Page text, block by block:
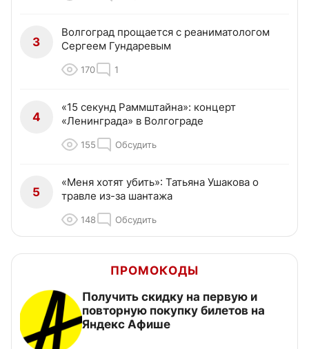
3
Волгоград прощается с реаниматологом
Сергеем Гундаревым
170 1
4
«15 секунд Раммштайна»: концерт
«Ленинграда» в Волгограде
155 Обсудить
5
«Меня хотят убить»: Татьяна Ушакова о
травле из-за шантажа
148 Обсудить
ПРОМОКОДЫ
Получить скидку на первую и
повторную покупку билетов на
Яндекс Афише